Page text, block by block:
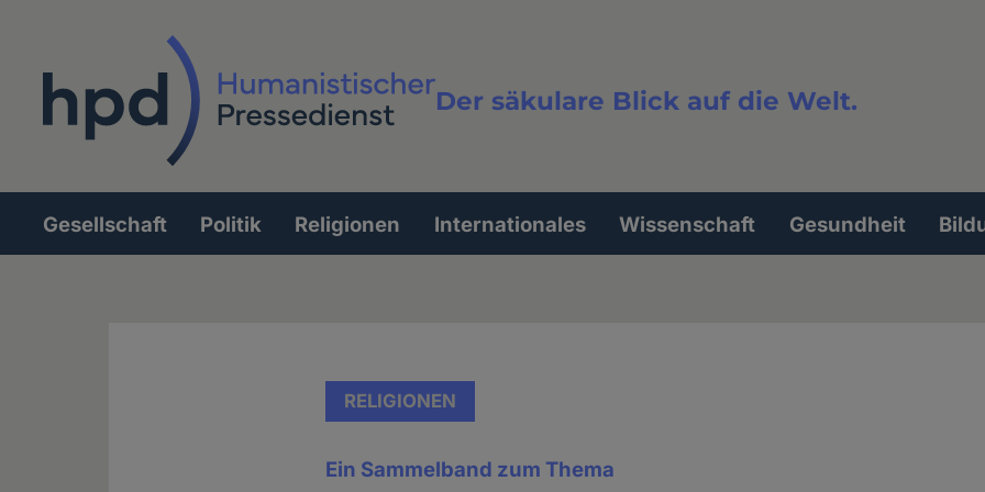
Der säkulare Blick auf die Welt.
Volltextsuche
Hauptnavigation
Gesellschaft Politik Religionen Internationales Wissenschaft Gesundheit
RELIGIONEN
Ein Sammelband zum Thema